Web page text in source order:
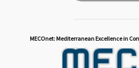
MECOnet: Mediterranean Excellence in